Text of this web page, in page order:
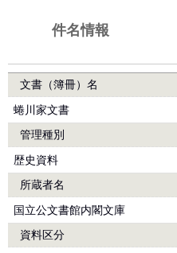
件名情報
文書（簿冊）名
蜷川家文書
管理種別
歴史資料
所蔵者名
国立公文書館内閣文庫
資料区分